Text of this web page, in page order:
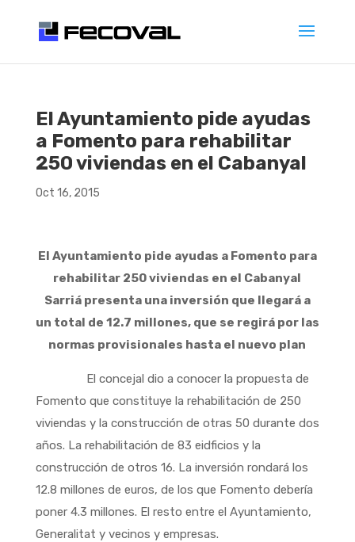
El Ayuntamiento pide ayudas
a Fomento para rehabilitar
250 viviendas en el Cabanyal
Oct 16, 2015
El Ayuntamiento pide ayudas a Fomento para
rehabilitar 250 viviendas en el Cabanyal
Sarriá presenta una inversión que llegará a
un total de 12.7 millones, que se regirá por las
normas provisionales hasta el nuevo plan
El concejal dio a conocer la propuesta de
Fomento que constituye la rehabilitación de 250
viviendas y la construcción de otras 50 durante dos
años. La rehabilitación de 83 eidficios y la
construcción de otros 16. La inversión rondará los
12.8 millones de euros, de los que Fomento debería
poner 4.3 millones. El resto entre el Ayuntamiento,
Generalitat y vecinos y empresas.